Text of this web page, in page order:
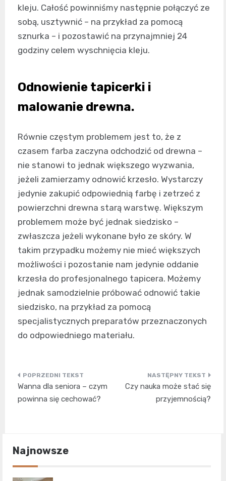
kleju. Całość powinniśmy następnie połączyć ze
sobą, usztywnić – na przykład za pomocą
sznurka – i pozostawić na przynajmniej 24
godziny celem wyschnięcia kleju.
Odnowienie tapicerki i
malowanie drewna.
Równie częstym problemem jest to, że z
czasem farba zaczyna odchodzić od drewna –
nie stanowi to jednak większego wyzwania,
jeżeli zamierzamy odnowić krzesło. Wystarczy
jedynie zakupić odpowiednią farbę i zetrzeć z
powierzchni drewna starą warstwę. Większym
problemem może być jednak siedzisko –
zwłaszcza jeżeli wykonane było ze skóry. W
takim przypadku możemy nie mieć większych
możliwości i pozostanie nam jedynie oddanie
krzesła do profesjonalnego tapicera. Możemy
jednak samodzielnie próbować odnowić takie
siedzisko, na przykład za pomocą
specjalistycznych preparatów przeznaczonych
do odpowiedniego materiału.
Nawigacja
wpisu
Wanna dla seniora – czym
powinna się cechować?
Czy nauka może stać się
przyjemnością?
Najnowsze